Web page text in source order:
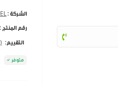
الشركة :
رقم المنتج :
التقييم: (0)
متوفر